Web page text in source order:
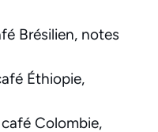
Brésilien, notes
Éthiopie,
Colombie,